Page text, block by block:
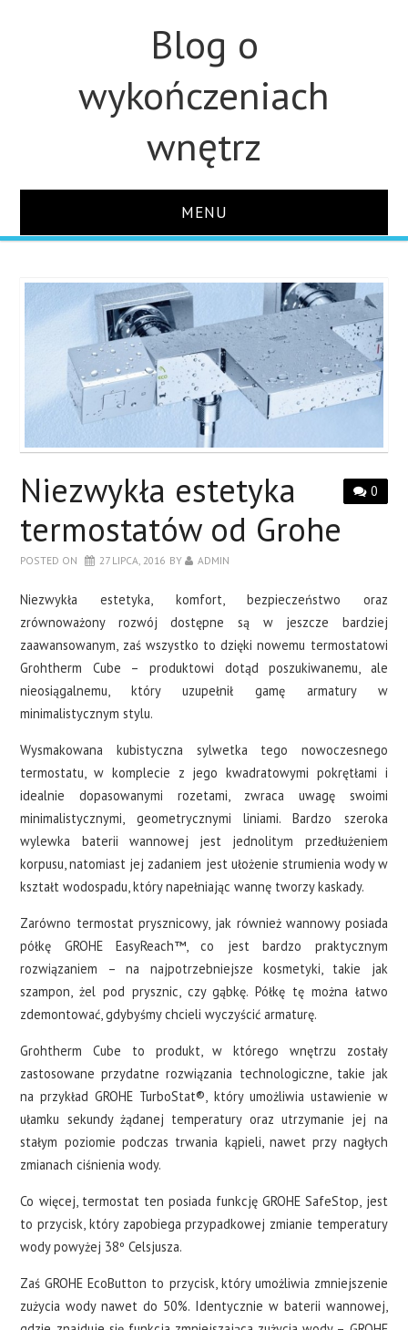
Blog o
wykończeniach
wnętrz
MENU
ŁAZIENKA
KUCHNIA
DRZWI
O BLOGU
KONTAKT
0
Niezwykła estetyka
termostatów od Grohe
POSTED ON 27 LIPCA, 2016 BY ADMIN
Niezwykła estetyka, komfort, bezpieczeństwo oraz
zrównoważony rozwój dostępne są w jeszcze bardziej
zaawansowanym, zaś wszystko to dzięki nowemu termostatowi
Grohtherm Cube – produktowi dotąd poszukiwanemu, ale
nieosiągalnemu, który uzupełnił gamę armatury w
minimalistycznym stylu.
Wysmakowana kubistyczna sylwetka tego nowoczesnego
termostatu, w komplecie z jego kwadratowymi pokrętłami i
idealnie dopasowanymi rozetami, zwraca uwagę swoimi
minimalistycznymi, geometrycznymi liniami. Bardzo szeroka
wylewka baterii wannowej jest jednolitym przedłużeniem
korpusu, natomiast jej zadaniem jest ułożenie strumienia wody w
kształt wodospadu, który napełniając wannę tworzy kaskady.
Zarówno termostat prysznicowy, jak również wannowy posiada
półkę GROHE EasyReach™, co jest bardzo praktycznym
rozwiązaniem – na najpotrzebniejsze kosmetyki, takie jak
szampon, żel pod prysznic, czy gąbkę. Półkę tę można łatwo
zdemontować, gdybyśmy chcieli wyczyścić armaturę.
Grohtherm Cube to produkt, w którego wnętrzu zostały
zastosowane przydatne rozwiązania technologiczne, takie jak
na przykład GROHE TurboStat®, który umożliwia ustawienie w
ułamku sekundy żądanej temperatury oraz utrzymanie jej na
stałym poziomie podczas trwania kąpieli, nawet przy nagłych
zmianach ciśnienia wody.
Co więcej, termostat ten posiada funkcję GROHE SafeStop, jest
to przycisk, który zapobiega przypadkowej zmianie temperatury
wody powyżej 38º Celsjusza.
Zaś GROHE EcoButton to przycisk, który umożliwia zmniejszenie
zużycia wody nawet do 50%. Identycznie w baterii wannowej,